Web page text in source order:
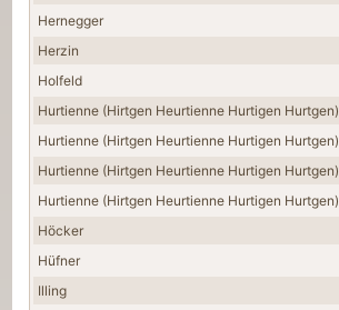
Hernegger
Herzin
Holfeld
Hurtienne (Hirtgen Heurtienne Hurtigen Hurtgen)
Hurtienne (Hirtgen Heurtienne Hurtigen Hurtgen)
Hurtienne (Hirtgen Heurtienne Hurtigen Hurtgen)
Hurtienne (Hirtgen Heurtienne Hurtigen Hurtgen)
Höcker
Hüfner
Illing